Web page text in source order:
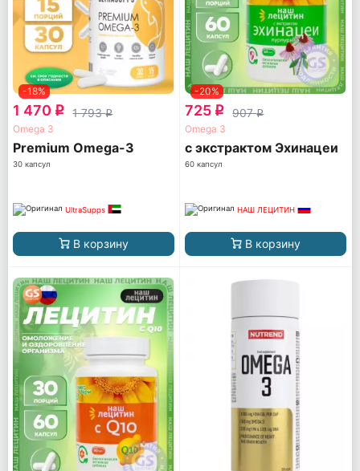
-18%
1 470 q 1 793q
Omega 3
Premium Omega-3
30 капсул
UltraSupps
В корзину
-20%
725 q 907q
Omega 3
с экстрактом Эхинацеи
60 капсул
НАШ ЛЕЦИТИН
В корзину